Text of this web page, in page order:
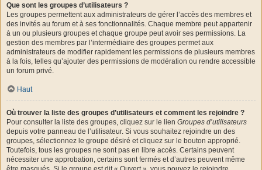
Que sont les groupes d’utilisateurs ?
Les groupes permettent aux administrateurs de gérer l’accès des membres et
des invités au forum et à ses fonctionnalités. Chaque membre peut appartenir
à un ou plusieurs groupes et chaque groupe peut avoir ses permissions. La
gestion des membres par l’intermédiaire des groupes permet aux
administrateurs de modifier rapidement les permissions de plusieurs membres
à la fois, telles qu’ajouter des permissions de modération ou rendre accessible
un forum privé.
Haut
Où trouver la liste des groupes d’utilisateurs et comment les rejoindre ?
Pour consulter la liste des groupes, cliquez sur le lien Groupes d’utilisateurs
depuis votre panneau de l’utilisateur. Si vous souhaitez rejoindre un des
groupes, sélectionnez le groupe désiré et cliquez sur le bouton approprié.
Toutefois, tous les groupes ne sont pas en libre accès. Certains peuvent
nécessiter une approbation, certains sont fermés et d’autres peuvent même